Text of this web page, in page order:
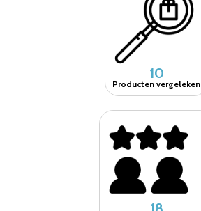
10
Producten vergeleken